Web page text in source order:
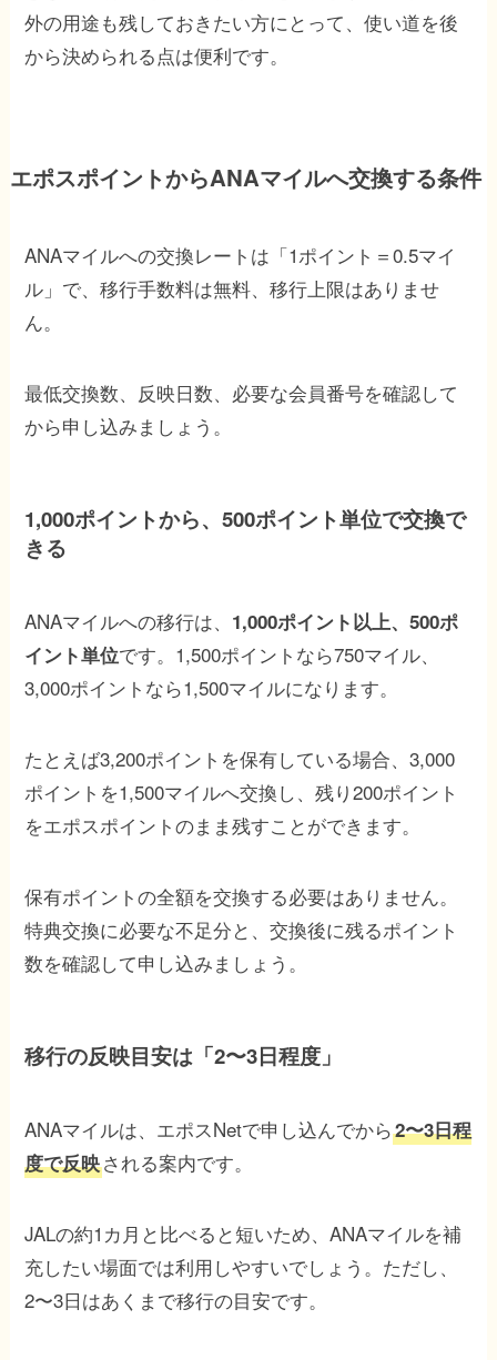
外の用途も残しておきたい方にとって、使い道を後
から決められる点は便利です。
エポスポイントからANAマイルへ交換する条件
ANAマイルへの交換レートは「1ポイント＝0.5マイ
ル」で、移行手数料は無料、移行上限はありませ
ん。
最低交換数、反映日数、必要な会員番号を確認して
から申し込みましょう。
1,000ポイントから、500ポイント単位で交換で
きる
ANAマイルへの移行は、 1,000ポイント以上、500ポ
イント単位です。1,500ポイントなら750マイル、
3,000ポイントなら1,500マイルになります。
たとえば3,200ポイントを保有している場合、3,000
ポイントを1,500マイルへ交換し、残り200ポイント
をエポスポイントのまま残すことができます。
保有ポイントの全額を交換する必要はありません。
特典交換に必要な不足分と、交換後に残るポイント
数を確認して申し込みましょう。
移行の反映目安は「2〜3日程度」
ANAマイルは、エポスNetで申し込んでから2〜3日程
度で反映される案内です。
JALの約1カ月と比べると短いため、ANAマイルを補
充したい場面では利用しやすいでしょう。ただし、
2〜3日はあくまで移行の目安です。